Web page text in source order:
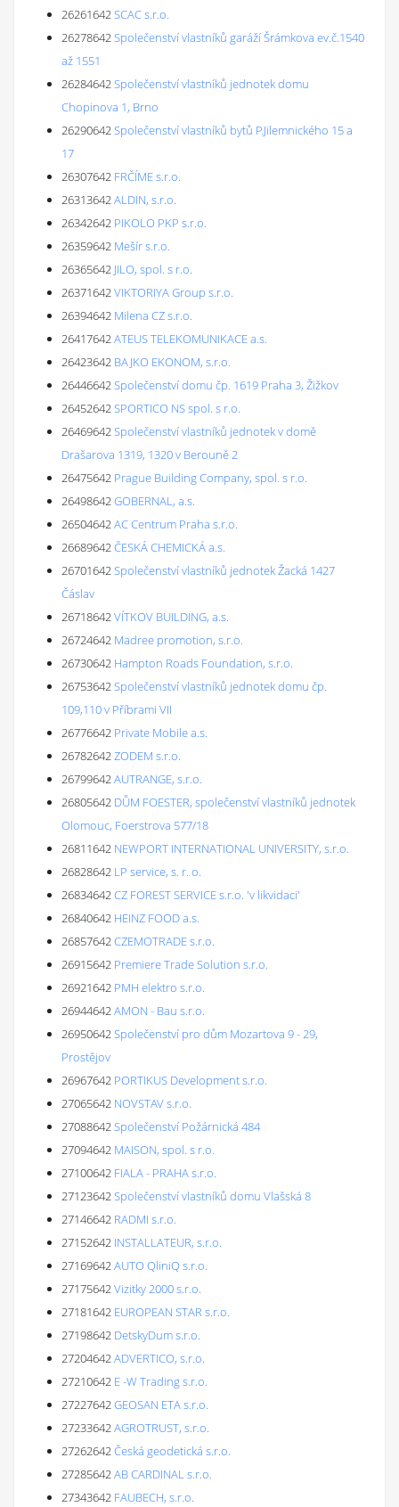
26261642SCAC s.r.o.
26278642Společenství vlastníků garáží Šrámkova ev.č.1540
až 1551
26284642Společenství vlastníků jednotek domu
Chopinova 1, Brno
26290642Společenství vlastníků bytů P.Jilemnického 15 a
17
26307642 FRČÍME s.r.o.
26313642ALDIN, s.r.o.
26342642 PIKOLO PKP s.r.o.
26359642 Mešír s.r.o.
26365642 JILO, spol. s r.o.
26371642VIKTORIYA Group s.r.o.
26394642 Milena CZ s.r.o.
26417642ATEUS TELEKOMUNIKACE a.s.
26423642 BAJKO EKONOM, s.r.o.
26446642Společenství domu čp. 1619 Praha 3, Žižkov
26452642SPORTICO NS spol. s r.o.
26469642Společenství vlastníků jednotek v domě
Drašarova 1319, 1320 v Berouně 2
26475642 Prague Building Company, spol. s r.o.
26498642GOBERNAL, a.s.
26504642AC Centrum Praha s.r.o.
26689642ČESKÁ CHEMICKÁ a.s.
26701642Společenství vlastníků jednotek Žacká 1427
Čáslav
26718642VÍTKOV BUILDING, a.s.
26724642 Madree promotion, s.r.o.
26730642 Hampton Roads Foundation, s.r.o.
26753642Společenství vlastníků jednotek domu čp.
109,110 v Příbrami VII
26776642 Private Mobile a.s.
26782642ZODEM s.r.o.
26799642AUTRANGE, s.r.o.
26805642 DŮM FOESTER, společenství vlastníků jednotek
Olomouc, Foerstrova 577/18
26811642 NEWPORT INTERNATIONAL UNIVERSITY, s.r.o.
26828642 LP service, s. r. o.
26834642CZ FOREST SERVICE s.r.o. 'v likvidaci'
26840642 HEINZ FOOD a.s.
26857642CZEMOTRADE s.r.o.
26915642 Premiere Trade Solution s.r.o.
26921642 PMH elektro s.r.o.
26944642AMON - Bau s.r.o.
26950642Společenství pro dům Mozartova 9 - 29,
Prostějov
26967642 PORTIKUS Development s.r.o.
27065642 NOVSTAV s.r.o.
27088642Společenství Požárnická 484
27094642 MAISON, spol. s r.o.
27100642 FIALA - PRAHA s.r.o.
27123642Společenství vlastníků domu Vlašská 8
27146642 RADMI s.r.o.
27152642 INSTALLATEUR, s.r.o.
27169642AUTO QliniQ s.r.o.
27175642Vizitky 2000 s.r.o.
27181642 EUROPEAN STAR s.r.o.
27198642 DetskyDum s.r.o.
27204642ADVERTICO, s.r.o.
27210642 E -W Trading s.r.o.
27227642GEOSAN ETA s.r.o.
27233642AGROTRUST, s.r.o.
27262642Česká geodetická s.r.o.
27285642AB CARDINAL s.r.o.
27343642 FAUBECH, s.r.o.